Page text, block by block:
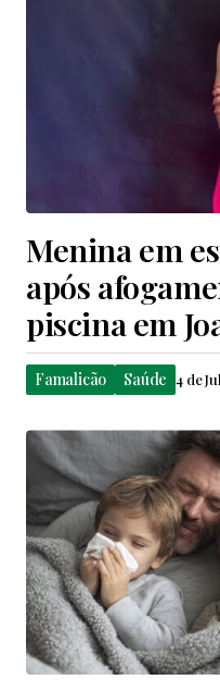
Menina em
após
piscina em
Famalicão Saúde 4 de